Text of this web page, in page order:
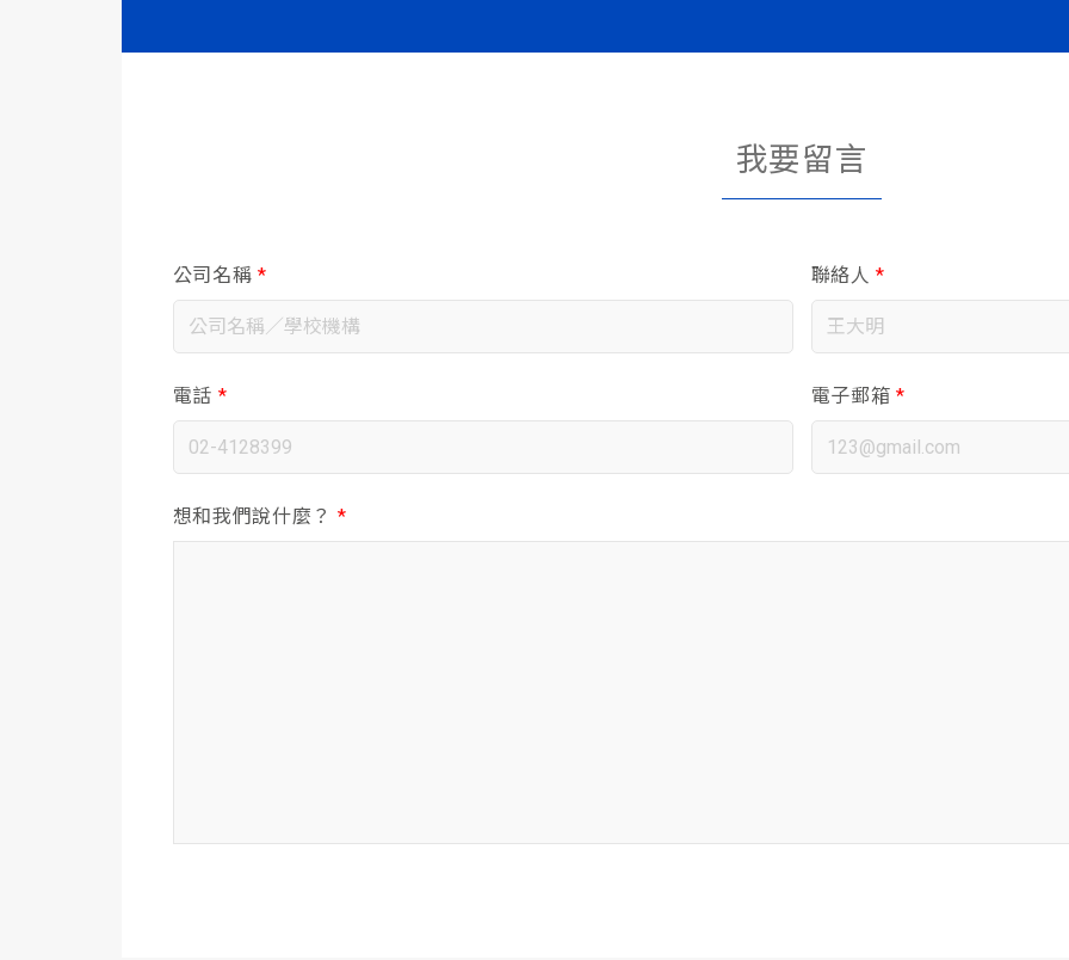
我要留言
公司名稱 * 聯絡人*
電話 * 電子郵箱 *
想和我們說什麼？ *